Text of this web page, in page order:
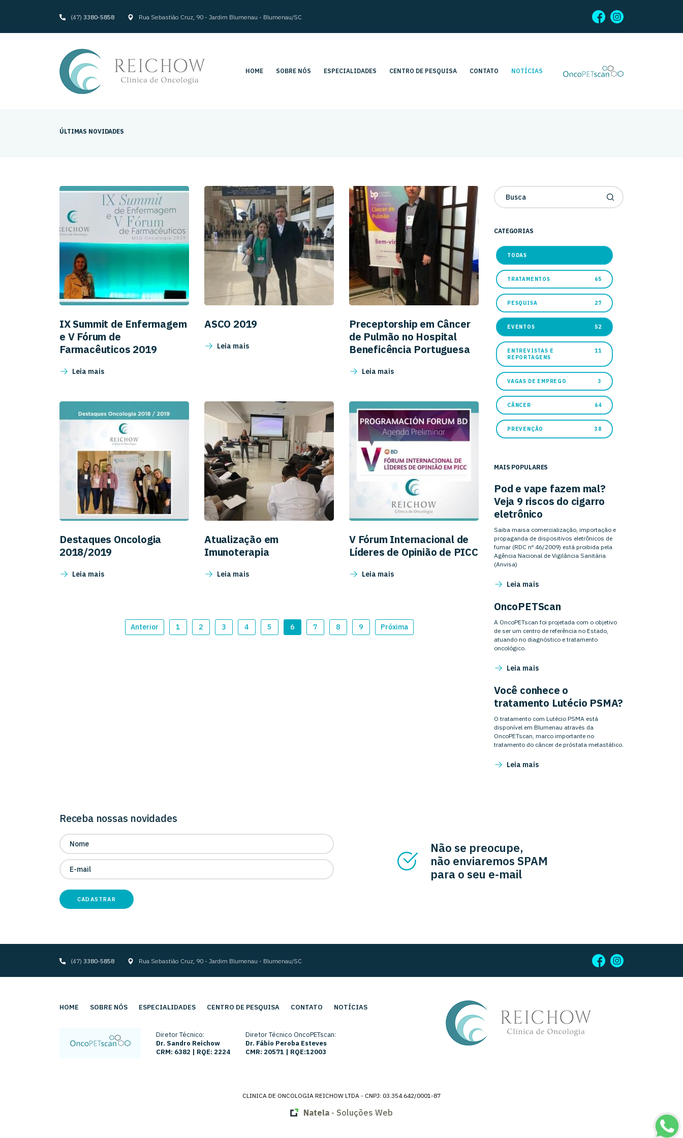
(47) 3380-5858 Rua Sebastião Cruz, 90 - Jardim Blumenau - Blumenau/SC
HOME SOBRE NÓS ESPECIALIDADES CENTRO DE PESQUISA CONTATO NOTÍCIAS
ÚLTIMAS NOVIDADES
IX Summit de Enfermagem
e V Fórum de
Farmacêuticos 2019
Leia mais
ASCO 2019
Leia mais
Preceptorship em Câncer
de Pulmão no Hospital
Beneficência Portuguesa
Leia mais
Destaques Oncologia
2018/2019
Leia mais
Atualização em
Imunoterapia
Leia mais
V Fórum Internacional de
Líderes de Opinião de PICC
Leia mais
Anterior 1 2 3 4 5 6 7 8 9 Próxima
CATEGORIAS
TODAS
TRATAMENTOS 65
PESQUISA 27
EVENTOS 52
ENTREVISTAS E
REPORTAGENS
11
VAGAS DE EMPREGO 3
CÂNCER 64
PREVENÇÃO 38
MAIS POPULARES
Pod e vape fazem mal?
Veja 9 riscos do cigarro
eletrônico
Saiba maisa comercialização, importação e
propaganda de dispositivos eletrônicos de
fumar (RDC nº 46/2009) está proibida pela
Agência Nacional de Vigilância Sanitária
(Anvisa)
Leia mais
OncoPETScan
A OncoPETscan foi projetada com o objetivo
de ser um centro de referência no Estado,
atuando no diagnóstico e tratamento
oncológico.
Leia mais
Você conhece o
tratamento Lutécio PSMA?
O tratamento com Lutécio PSMA está
disponível em Blumenau através da
OncoPETscan, marco importante no
tratamento do câncer de próstata metastático.
Leia mais
Receba nossas novidades
CADASTRAR
Não se preocupe,
não enviaremos SPAM
para o seu e-mail
(47) 3380-5858 Rua Sebastião Cruz, 90 - Jardim Blumenau - Blumenau/SC
HOME SOBRE NÓS ESPECIALIDADES CENTRO DE PESQUISA CONTATO NOTÍCIAS
Diretor Técnico:
Dr. Sandro Reichow
CRM: 6382 | RQE: 2224
Diretor Técnico OncoPETscan:
Dr. Fábio Peroba Esteves
CMR: 20571 | RQE:12003
CLINICA DE ONCOLOGIA REICHOW LTDA - CNPJ: 03.354.642/0001-87
Natela - Soluções Web